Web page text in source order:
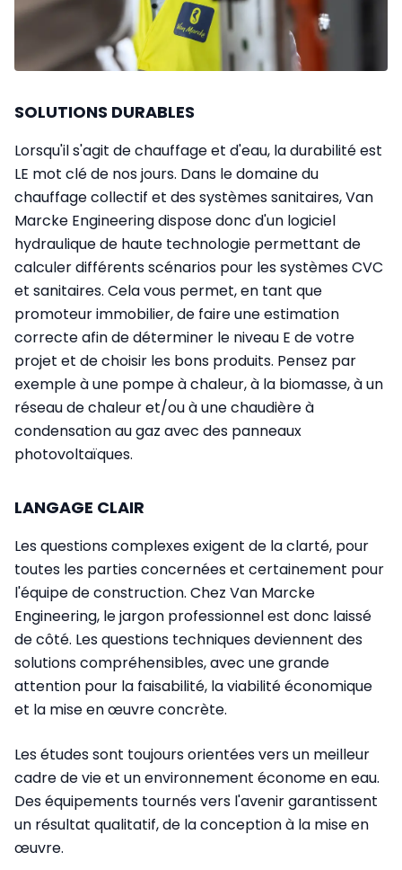
SOLUTIONS DURABLES
Lorsqu'il s'agit de chauffage et d'eau, la durabilité est
LE mot clé de nos jours. Dans le domaine du
chauffage collectif et des systèmes sanitaires, Van
Marcke Engineering dispose donc d'un logiciel
hydraulique de haute technologie permettant de
calculer différents scénarios pour les systèmes CVC
et sanitaires. Cela vous permet, en tant que
promoteur immobilier, de faire une estimation
correcte afin de déterminer le niveau E de votre
projet et de choisir les bons produits. Pensez par
exemple à une pompe à chaleur, à la biomasse, à un
réseau de chaleur et/ou à une chaudière à
condensation au gaz avec des panneaux
photovoltaïques.
LANGAGE CLAIR
Les questions complexes exigent de la clarté, pour
toutes les parties concernées et certainement pour
l'équipe de construction. Chez Van Marcke
Engineering, le jargon professionnel est donc laissé
de côté. Les questions techniques deviennent des
solutions compréhensibles, avec une grande
attention pour la faisabilité, la viabilité économique
et la mise en œuvre concrète.
Les études sont toujours orientées vers un meilleur
cadre de vie et un environnement économe en eau.
Des équipements tournés vers l'avenir garantissent
un résultat qualitatif, de la conception à la mise en
œuvre.